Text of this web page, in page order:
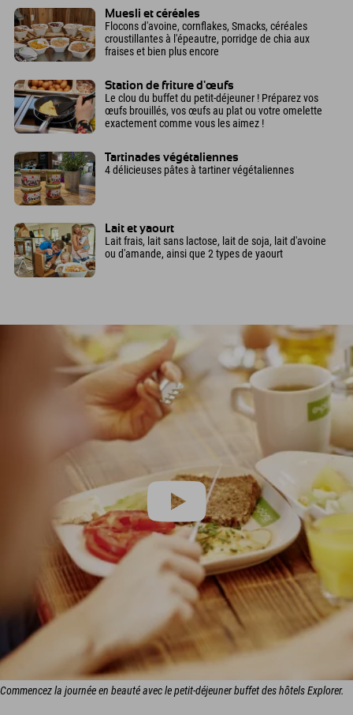
Muesli et céréales
Flocons d'avoine, cornflakes, Smacks, céréales
croustillantes à l'épeautre, porridge de chia aux
fraises et bien plus encore
Station de friture d'œufs
Le clou du buffet du petit-déjeuner ! Préparez vos
œufs brouillés, vos œufs au plat ou votre omelette
exactement comme vous les aimez !
Tartinades végétaliennes
4 délicieuses pâtes à tartiner végétaliennes
Lait et yaourt
Lait frais, lait sans lactose, lait de soja, lait d'avoine
ou d'amande, ainsi que 2 types de yaourt
Commencez la journée en beauté avec le petit-déjeuner buffet des hôtels Explorer.